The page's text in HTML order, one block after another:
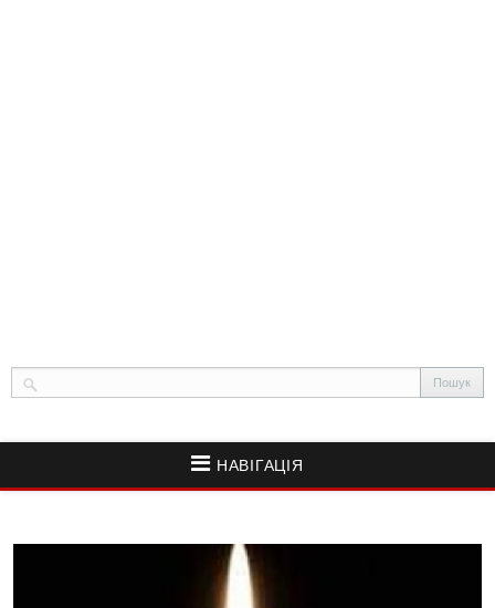
НАВІГАЦІЯ